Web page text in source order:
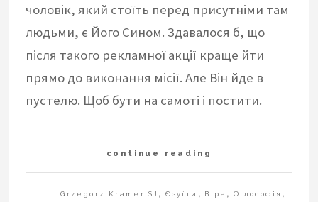
чоловік, який стоїть перед присутніми там
людьми, є Його Сином. Здавалося б, що
після такого рекламної акції краще йти
прямо до виконання місії. Але Він йде в
пустелю. Щоб бути на самоті і постити.
continue reading
Grzegorz Kramer SJ ,Єзуїти , Віра , Філософія ,